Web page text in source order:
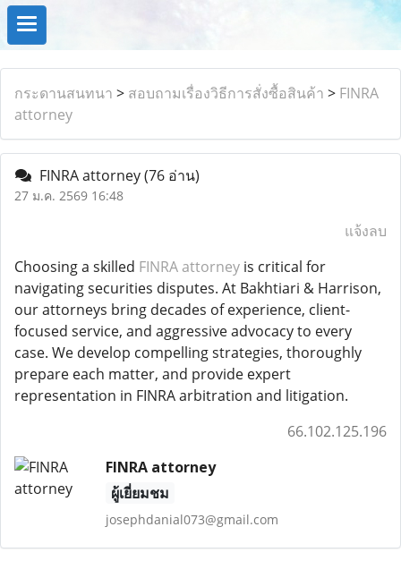
กระดานสนทนา > สอบถามเรื่องวิธีการสั่งซื้อสินค้า > FINRA
attorney
FINRA attorney(76 อ่าน)
27 ม.ค. 2569 16:48
แจ้งลบ
Choosing a skilled FINRA attorney is critical for
navigating securities disputes. At Bakhtiari & Harrison,
our attorneys bring decades of experience, client-
focused service, and aggressive advocacy to every
case. We develop compelling strategies, thoroughly
prepare each matter, and provide expert
representation in FINRA arbitration and litigation.
66.102.125.196
FINRA attorney
ผู้เยี่ยมชม
josephdanial073@gmail.com